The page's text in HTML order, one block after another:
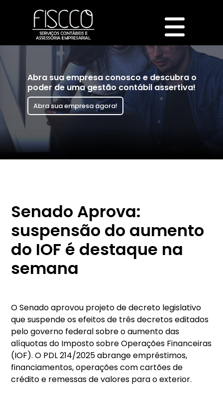
Abra sua empresa conosco e descubra o
poder de uma gestão contábil assertiva!
Abra sua empresa agora!
Senado Aprova:
suspensão do aumento
do IOF é destaque na
semana
O Senado aprovou projeto de decreto legislativo
que suspende os efeitos de três decretos editados
pelo governo federal sobre o aumento das
alíquotas do Imposto sobre Operações Financeiras
(IOF). O PDL 214/2025 abrange empréstimos,
financiamentos, operações com cartões de
crédito e remessas de valores para o exterior.